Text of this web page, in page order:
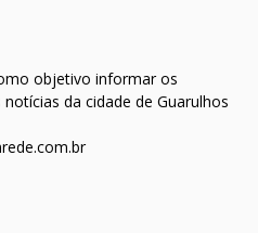
objetivo informar os
da cidade de Guarulhos